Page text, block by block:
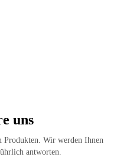
uns
Produkten. Wir werden Ihnen
antworten.